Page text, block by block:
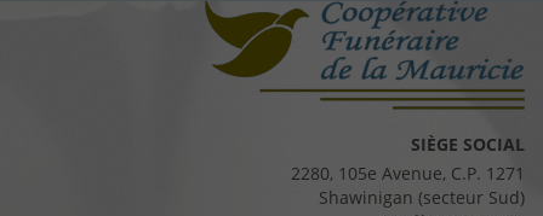
SIÈGE SOCIAL
2280, 105e Avenue, C.P. 1271
Shawinigan (secteur Sud)